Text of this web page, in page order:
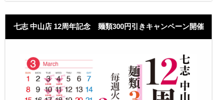
七志 中山店 12周年記念 麺類300円引きキャンペーン開催